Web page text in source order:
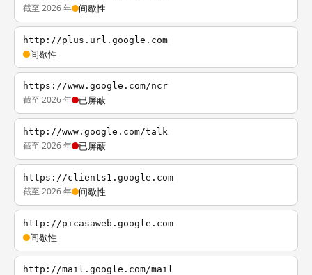
截至 2026 年 间歇性
http://plus.url.google.com
间歇性
https://www.google.com/ncr
截至 2026 年 已屏蔽
http://www.google.com/talk
截至 2026 年 已屏蔽
https://clients1.google.com
截至 2026 年 间歇性
http://picasaweb.google.com
间歇性
http://mail.google.com/mail